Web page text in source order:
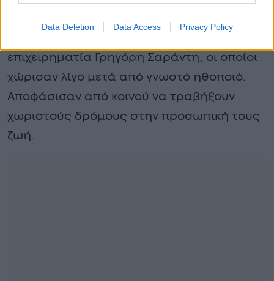
Data Deletion Data Access Privacy Policy
επιχειρηματία Γρηγόρη Σαράντη, οι οποίοι
χώρισαν λίγο μετά από γνωστό ηθοποιό.
Αποφάσισαν από κοινού να τραβήξουν
χωριστούς δρόμους στην προσωπική τους
ζωή.